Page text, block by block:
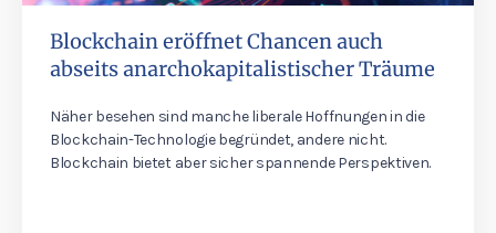
Blockchain eröffnet Chancen auch
abseits anarchokapitalistischer Träume
Näher besehen sind manche liberale Hoffnungen in die
Blockchain-Technologie begründet, andere nicht.
Blockchain bietet aber sicher spannende Perspektiven.